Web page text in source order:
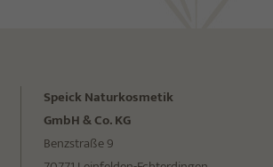
Speick Naturkosmetik
GmbH & Co. KG
Benzstraße 9